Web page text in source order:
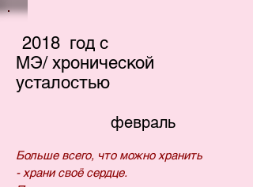
2018 год с
МЭ/ хронической
усталостью
февраль
Больше всего, что можно хранить
- храни своё сердце.